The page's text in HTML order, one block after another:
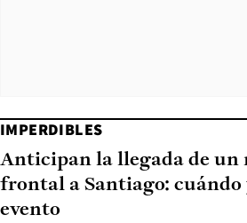
IMPERDIBLES
Anticipan la llegada de un
frontal a Santiago: cuándo
evento